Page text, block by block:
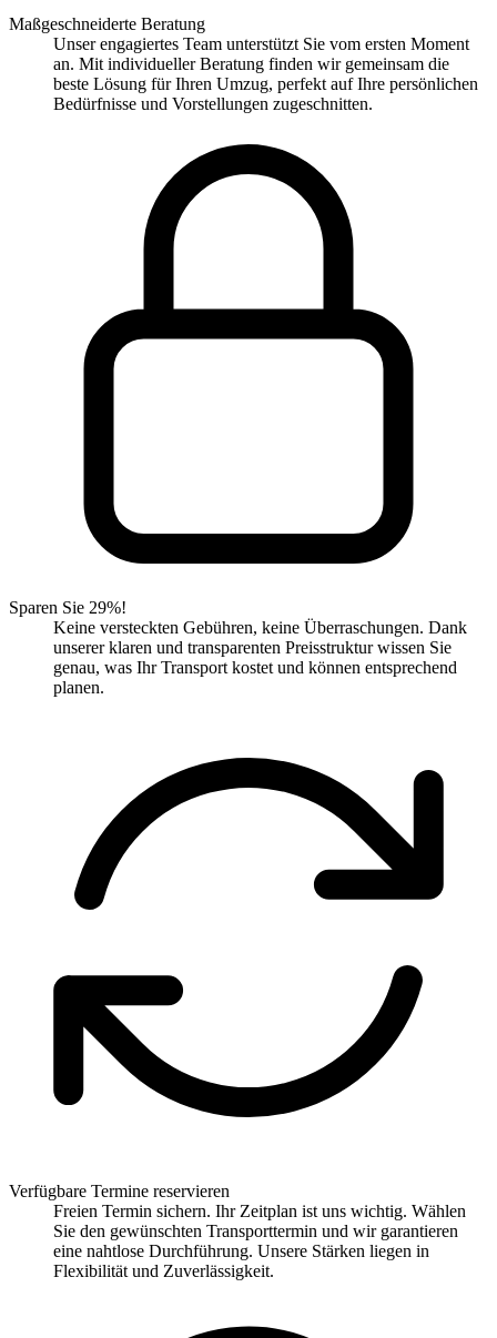
Maßgeschneiderte Beratung
Unser engagiertes Team unterstützt Sie vom ersten Moment
an. Mit individueller Beratung finden wir gemeinsam die
beste Lösung für Ihren Umzug, perfekt auf Ihre persönlichen
Bedürfnisse und Vorstellungen zugeschnitten.
Sparen Sie 29%!
Keine versteckten Gebühren, keine Überraschungen. Dank
unserer klaren und transparenten Preisstruktur wissen Sie
genau, was Ihr Transport kostet und können entsprechend
planen.
Verfügbare Termine reservieren
Freien Termin sichern. Ihr Zeitplan ist uns wichtig. Wählen
Sie den gewünschten Transporttermin und wir garantieren
eine nahtlose Durchführung. Unsere Stärken liegen in
Flexibilität und Zuverlässigkeit.